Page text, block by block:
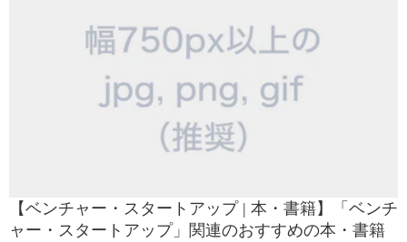
【ベンチャー・スタートアップ | 本・書籍】「ベンチ
ャー・スタートアップ」関連のおすすめの本・書籍